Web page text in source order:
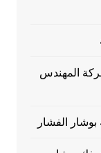
المهندس
الفشار